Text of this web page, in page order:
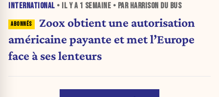
INTERNATIONAL • IL Y A 1 SEMAINE • PAR HARRISON DU BUS
Zoox obtient une autorisation
américaine payante et met l’Europe
face à ses lenteurs